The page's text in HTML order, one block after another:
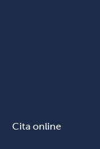
Cita online